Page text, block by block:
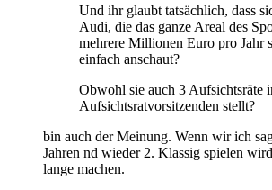
Und ihr glaubt tatsächlich, dass
Audi, die das ganze Areal des
mehrere Millionen Euro pro Jahr
einfach anschaut?
Obwohl sie auch 3 Aufsichtsräte
Aufsichtsratvorsitzenden stellt?
bin auch der Meinung. Wenn wir ich
Jahren nd wieder 2. Klassig spielen
lange machen.